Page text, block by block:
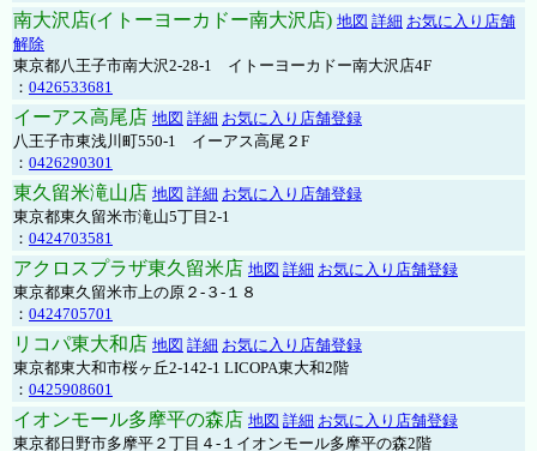
南大沢店(イトーヨーカドー南大沢店) 地図 詳細 お気に入り店舗
解除
東京都八王子市南大沢2-28-1 イトーヨーカドー南大沢店4F
： 0426533681
イーアス高尾店 地図 詳細 お気に入り店舗登録
八王子市東浅川町550-1 イーアス高尾２F
： 0426290301
東久留米滝山店 地図 詳細 お気に入り店舗登録
東京都東久留米市滝山5丁目2-1
： 0424703581
アクロスプラザ東久留米店 地図 詳細 お気に入り店舗登録
東京都東久留米市上の原２-３-１８
： 0424705701
リコパ東大和店 地図 詳細 お気に入り店舗登録
東京都東大和市桜ヶ丘2-142-1 LICOPA東大和2階
： 0425908601
イオンモール多摩平の森店 地図 詳細 お気に入り店舗登録
東京都日野市多摩平２丁目４-１イオンモール多摩平の森2階